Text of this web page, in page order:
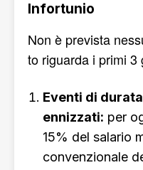
Infortunio
Non è prevista
to riguarda i primi 3
Eventi di
ennizzati: per
15% del salario
convenzionale